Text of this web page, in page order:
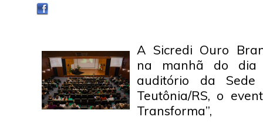
A Sicredi Ouro
na manhã do
auditório da Sede
Teutônia/RS, o
Transforma”,